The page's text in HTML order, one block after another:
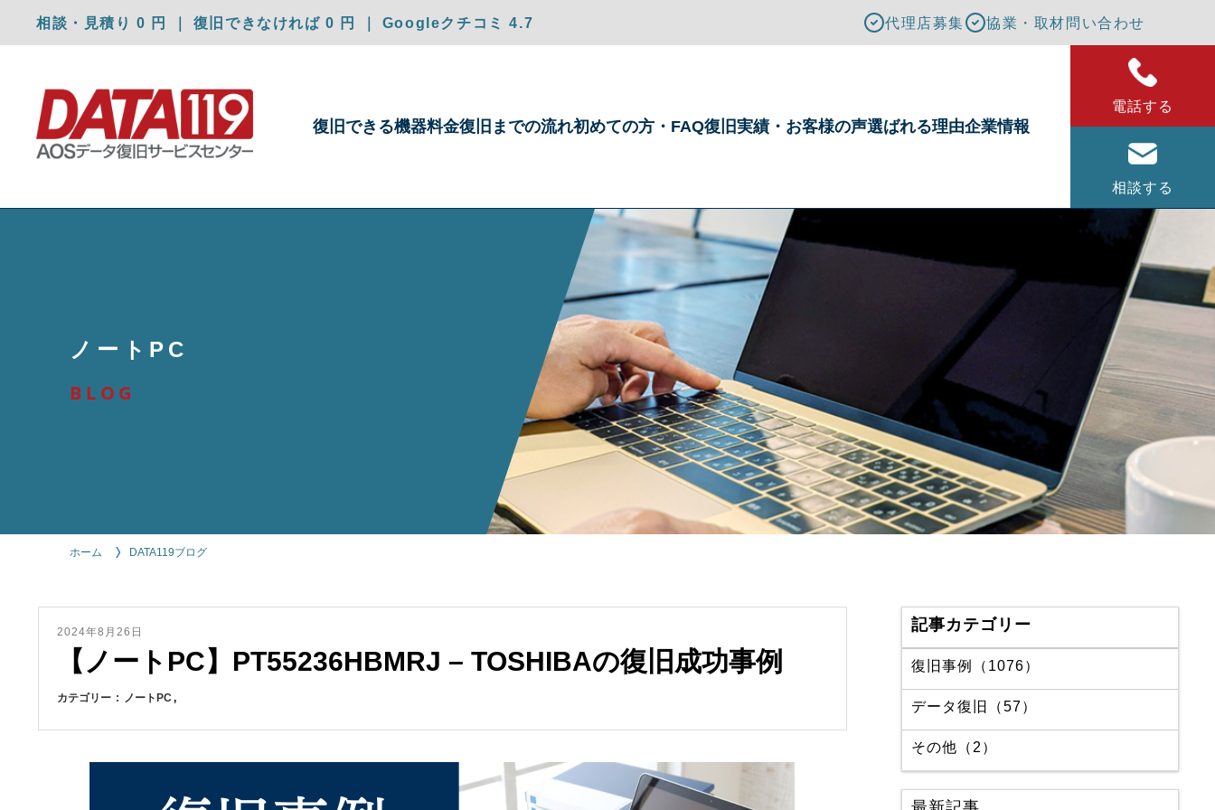
相談・見積り 0 円 ｜ 復旧できなければ 0 円 ｜ Googleクチコミ 4.7 代理店募集 協業・取材問い合わせ
復旧できる機器料金復旧までの流れ初めての方・ FAQ復旧実績・ お客様の声選ばれる理由企業情報
電話する
相談する
ノートPC
BLOG
ホーム DATA119ブログ
2024年8月26日
【ノートPC】PT55236HBMRJ – TOSHIBAの復旧成功事例
カテゴリー ノートPC
記事カテゴリー
復旧事例（1076）
データ復旧（57）
その他（2）